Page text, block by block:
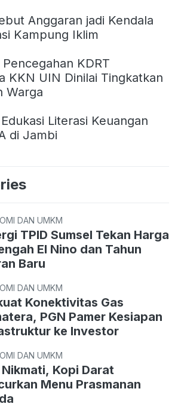
Anggaran jadi Kendala
Kampung Iklim
Pencegahan KDRT
KKN UIN Dinilai Tingkatkan
Warga
Literasi Keuangan
di Jambi
DAN UMKM
Sumsel Tekan Harga
El Nino dan Tahun
Baru
DAN UMKM
Konektivitas Gas
PGN Pamer Kesiapan
ke Investor
DAN UMKM
Kopi Darat
Menu Prasmanan